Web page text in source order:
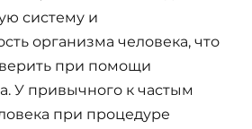
систему и
организма человека, что
при помощи
У привычного к частым
при процедуре